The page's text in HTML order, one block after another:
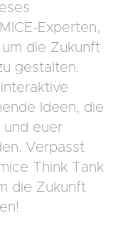
Experten,
die Zukunft
gestalten.
Ideen, die
und euer
Verpasst
Think Tank
die Zukunft